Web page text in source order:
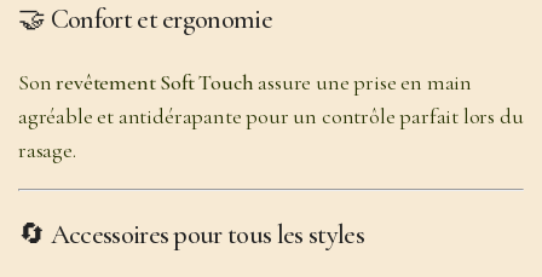
🤝 Confort et ergonomie
Sonrevêtement Soft Touch assure une prise en main
agréable et antidérapante pour un contrôle parfait lors du
rasage.
🔄 Accessoires pour tous les styles